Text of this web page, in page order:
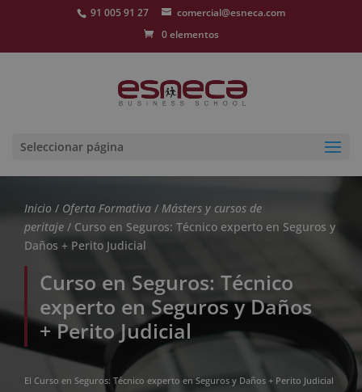
91 005 91 27
comercial@esneca.com
0 elementos
Seleccionar página
Inicio / Oferta Formativa / Másters y cursos de
peritaje / Curso en Seguros: Técnico experto en Seguros y
Daños + Perito Judicial
Curso en Seguros: Técnico
experto en Seguros y Daños
+ Perito Judicial
El Curso en Seguros: Técnico experto en Seguros y Daños + Perito Judicial